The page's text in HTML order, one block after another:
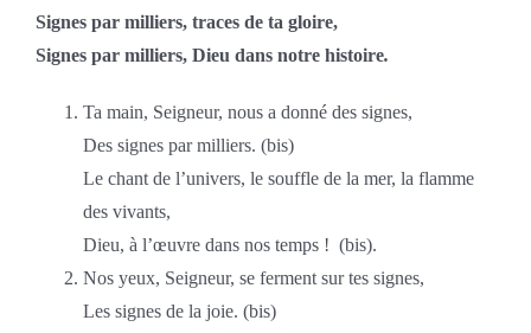
Signes par milliers, traces de ta gloire,
Signes par milliers, Dieu dans notre histoire.
Ta main, Seigneur, nous a donné des signes,
Des signes par milliers. (bis)
Le chant de l’univers, le souffle de la mer, la flamme
des vivants,
Dieu, à l’œuvre dans nos temps ! (bis).
Nos yeux, Seigneur, se ferment sur tes signes,
Les signes de la joie. (bis)